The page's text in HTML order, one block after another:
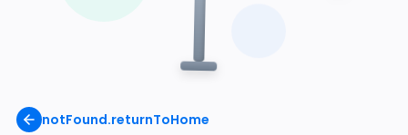
notFound.returnToHome